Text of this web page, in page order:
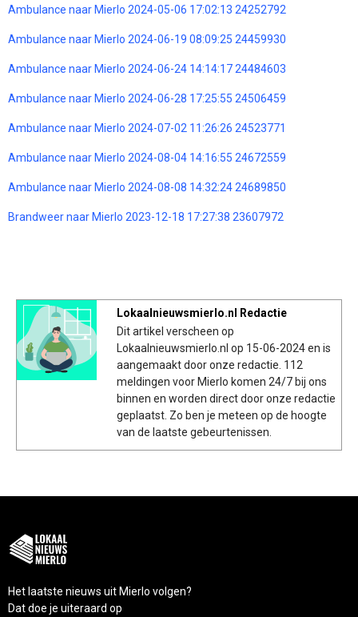
Ambulance naar Mierlo 2024-05-06 17:02:13 24252792
Ambulance naar Mierlo 2024-06-19 08:09:25 24459930
Ambulance naar Mierlo 2024-06-24 14:14:17 24484603
Ambulance naar Mierlo 2024-06-28 17:25:55 24506459
Ambulance naar Mierlo 2024-07-02 11:26:26 24523771
Ambulance naar Mierlo 2024-08-04 14:16:55 24672559
Ambulance naar Mierlo 2024-08-08 14:32:24 24689850
Brandweer naar Mierlo 2023-12-18 17:27:38 23607972
Lokaalnieuwsmierlo.nl Redactie
Dit artikel verscheen op
Lokaalnieuwsmierlo.nl op 15-06-2024 en is
aangemaakt door onze redactie. 112
meldingen voor Mierlo komen 24/7 bij ons
binnen en worden direct door onze redactie
geplaatst. Zo ben je meteen op de hoogte
van de laatste gebeurtenissen.
Het laatste nieuws uit Mierlo volgen?
Dat doe je uiteraard op